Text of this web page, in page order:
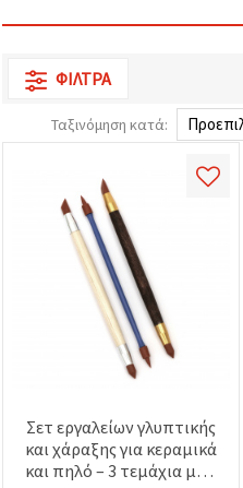
και να
περιεχόμενο
και
άλλων με
συνεργατών
κάνοντας
κλικ στον
ιστότοπο!
ΦΊΛΤΡΑ
Ταξινόμηση κατά:
Σετ εργαλείων γλυπτικής
και χάραξης για κεραμικά
και πηλό – 3 τεμάχια με 6